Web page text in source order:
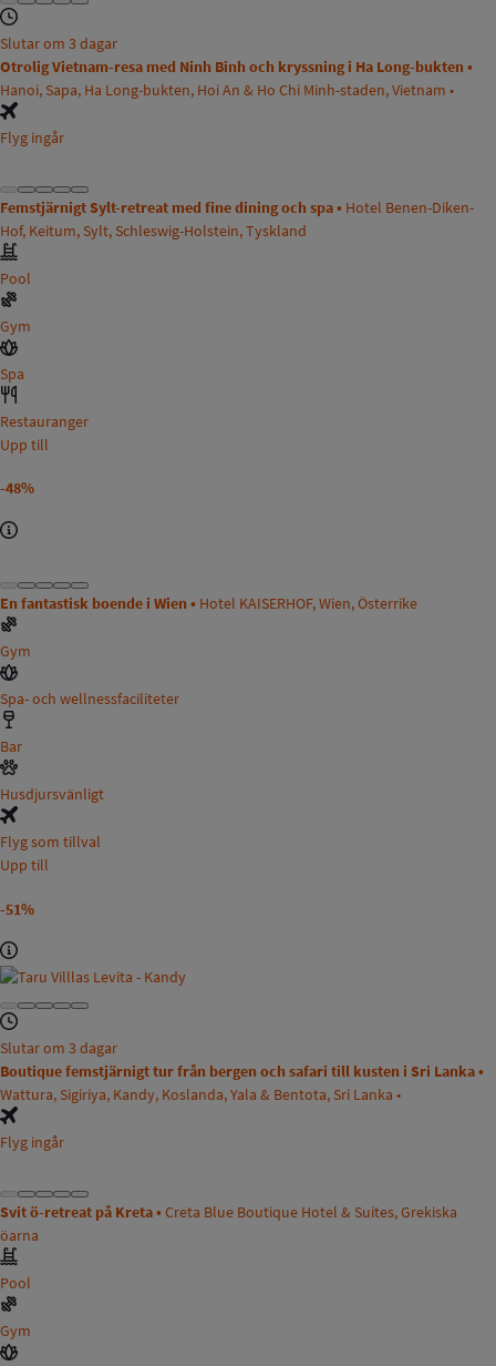
Slutar om 3 dagar
Otrolig Vietnam-resa med Ninh Binh och kryssning i Ha Long-bukten •
Hanoi, Sapa, Ha Long-bukten, Hoi An & Ho Chi Minh-staden, Vietnam •
Flyg ingår
Femstjärnigt Sylt-retreat med fine dining och spa • Hotel Benen-Diken-
Hof, Keitum, Sylt, Schleswig-Holstein, Tyskland
Pool
Gym
Spa
Restauranger
Upp till
-48%
En fantastisk boende i Wien • Hotel KAISERHOF, Wien, Österrike
Gym
Spa- och wellnessfaciliteter
Bar
Husdjursvänligt
Flyg som tillval
Upp till
-51%
Slutar om 3 dagar
Boutique femstjärnigt tur från bergen och safari till kusten i Sri Lanka •
Wattura, Sigiriya, Kandy, Koslanda, Yala & Bentota, Sri Lanka •
Flyg ingår
Svit ö-retreat på Kreta • Creta Blue Boutique Hotel & Suites, Grekiska
öarna
Pool
Gym